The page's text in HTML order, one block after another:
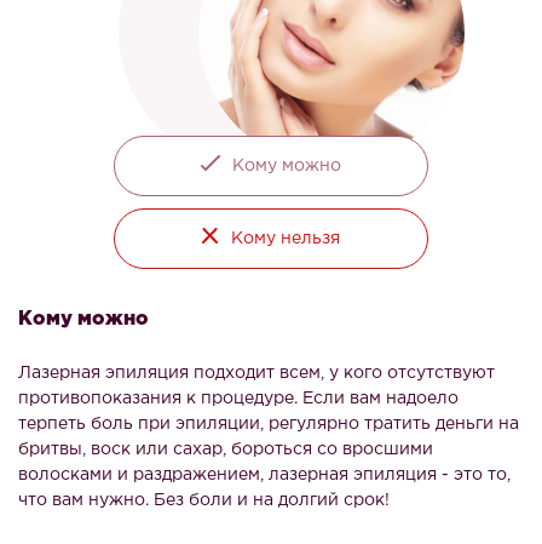
Кому можно
Кому нельзя
Кому можно
Лазерная эпиляция подходит всем, у кого отсутствуют
противопоказания к процедуре. Если вам надоело
терпеть боль при эпиляции, регулярно тратить деньги на
бритвы, воск или сахар, бороться со вросшими
волосками и раздражением, лазерная эпиляция - это то,
что вам нужно. Без боли и на долгий срок!